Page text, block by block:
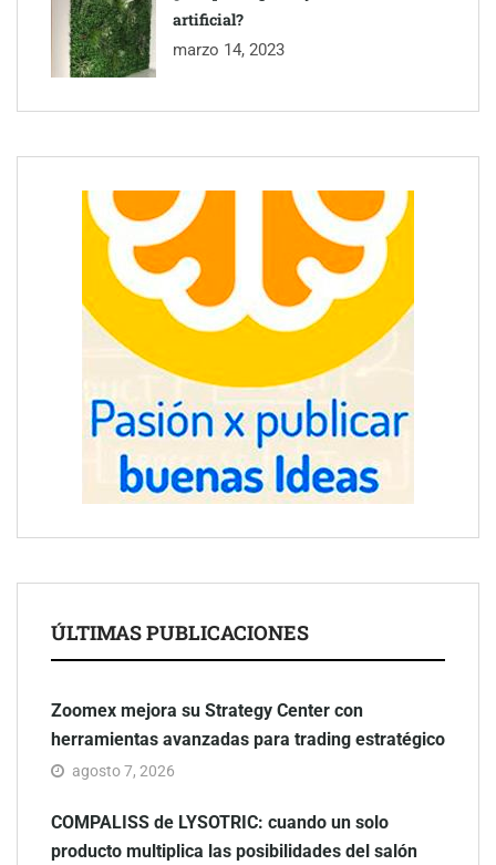
artificial?
marzo 14, 2023
ÚLTIMAS PUBLICACIONES
Zoomex mejora su Strategy Center con
herramientas avanzadas para trading estratégico
agosto 7, 2026
COMPALISS de LYSOTRIC: cuando un solo
producto multiplica las posibilidades del salón